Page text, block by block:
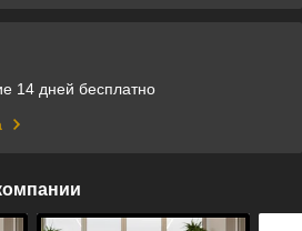
14 дней бесплатно